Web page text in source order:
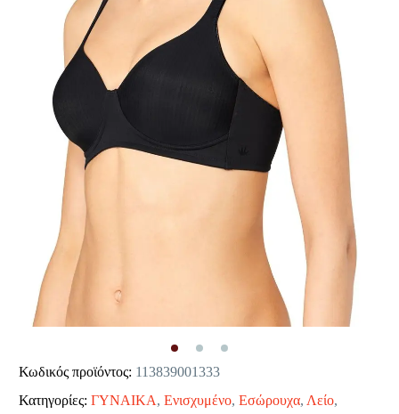
Κωδικός προϊόντος: 113839001333
Κατηγορίες: ΓΥΝΑΙΚΑ, Ενισχυμένο, Εσώρουχα, Λείο,